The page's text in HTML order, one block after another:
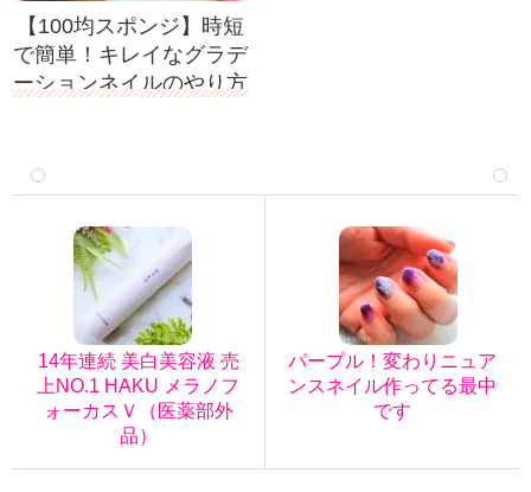
【100均スポンジ】時短
で簡単！キレイなグラデ
ーションネイルのやり方
14年連続 美白美容液 売
上NO.1 HAKU メラノフ
ォーカスＶ（医薬部外
品）
パープル！変わりニュア
ンスネイル作ってる最中
です